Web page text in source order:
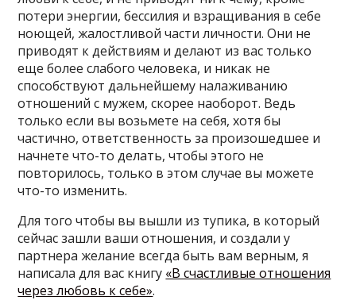
потери энергии, бессилия и взращивания в себе
ноющей, жалостливой части личности. Они не
приводят к действиям и делают из вас только
еще более слабого человека, и никак не
способствуют дальнейшему налаживанию
отношений с мужем, скорее наоборот. Ведь
только если вы возьмете на себя, хотя бы
частично, ответственность за произошедшее и
начнете что-то делать, чтобы этого не
повторилось, только в этом случае вы можете
что-то изменить.
Для того чтобы вы вышли из тупика, в который
сейчас зашли ваши отношения, и создали у
партнера желание всегда быть вам верным, я
написала для вас книгу «В счастливые отношения
через любовь к себе».